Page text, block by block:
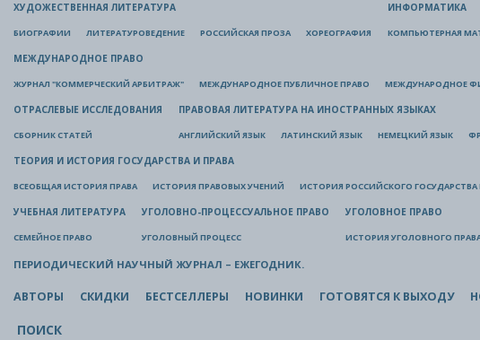
ХУДОЖЕСТВЕННАЯ ЛИТЕРАТУРА
БИОГРАФИИ ЛИТЕРАТУРОВЕДЕНИЕ РОССИЙСКАЯ ПРОЗА ХОРЕОГРАФИЯ
ИНФОРМАТИКА
КОМПЬЮТЕРНАЯ
МЕЖДУНАРОДНОЕ ПРАВО
ЖУРНАЛ "КОММЕРЧЕСКИЙ АРБИТРАЖ" МЕЖДУНАРОДНОЕ ПУБЛИЧНОЕ ПРАВО МЕЖДУНАРОДНОЕ
ОТРАСЛЕВЫЕ ИССЛЕДОВАНИЯ
СБОРНИК СТАТЕЙ
ПРАВОВАЯ ЛИТЕРАТУРА НА ИНОСТРАННЫХ ЯЗЫКАХ
АНГЛИЙСКИЙ ЯЗЫК ЛАТИНСКИЙ ЯЗЫК НЕМЕЦКИЙ ЯЗЫК
ТЕОРИЯ И ИСТОРИЯ ГОСУДАРСТВА И ПРАВА
ВСЕОБЩАЯ ИСТОРИЯ ПРАВА ИСТОРИЯ ПРАВОВЫХ УЧЕНИЙ ИСТОРИЯ РОССИЙСКОГО ГОСУДАРСТВА
УЧЕБНАЯ ЛИТЕРАТУРА
СЕМЕЙНОЕ ПРАВО
УГОЛОВНО-ПРОЦЕССУАЛЬНОЕ ПРАВО
УГОЛОВНЫЙ ПРОЦЕСС
УГОЛОВНОЕ ПРАВО
ИСТОРИЯ УГОЛОВНОГО
ПЕРИОДИЧЕСКИЙ НАУЧНЫЙ ЖУРНАЛ – ЕЖЕГОДНИК.
АВТОРЫ СКИДКИ БЕСТСЕЛЛЕРЫ НОВИНКИ ГОТОВЯТСЯ К ВЫХОДУ
ПОИСК